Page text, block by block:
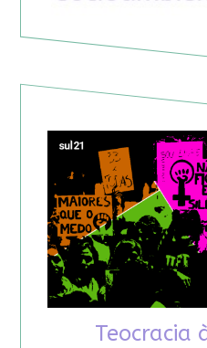
Teocracia